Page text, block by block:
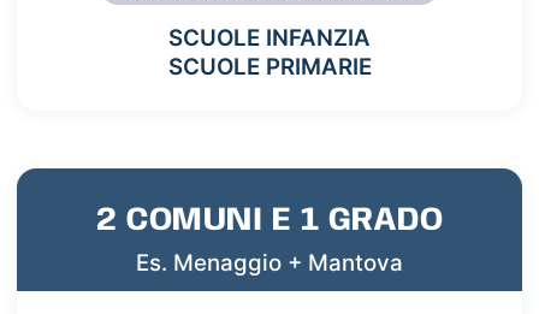
SCUOLE INFANZIA
SCUOLE PRIMARIE
2 COMUNI E 1 GRADO
Es. Menaggio + Mantova